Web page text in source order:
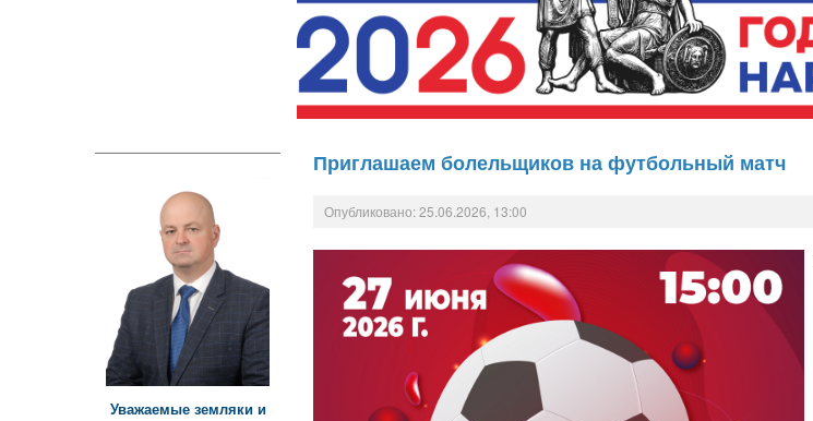
Уважаемые земляки и
Приглашаем болельщиков на футбольный матч
Опубликовано: 25.06.2026, 13:00